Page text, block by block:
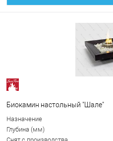
Биокамин настольный "Шале"
Назначение
Глубина (мм)